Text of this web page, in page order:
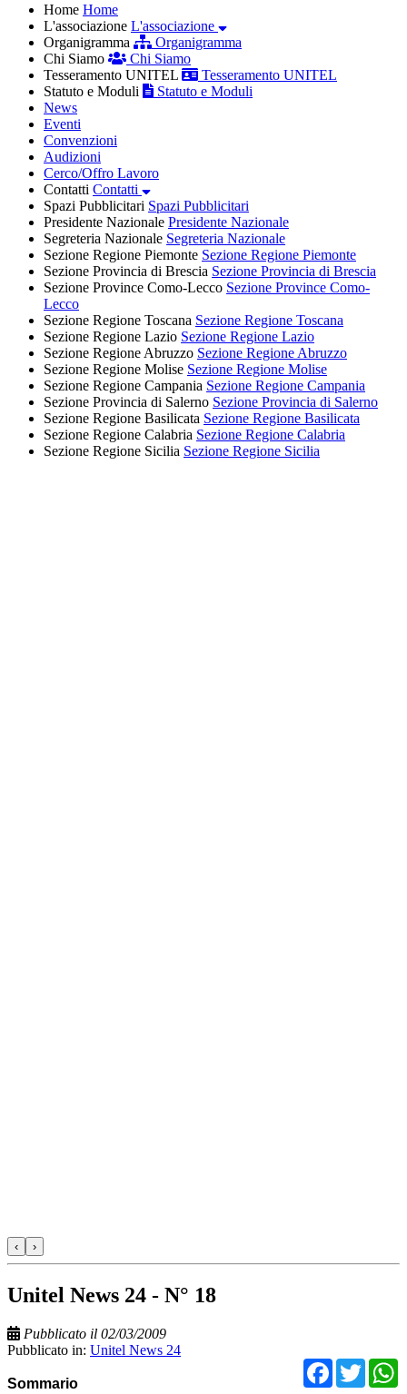
Home Home
L'associazione L'associazione
Organigramma
Organigramma
Chi Siamo
Chi Siamo
Tesseramento UNITEL
Tesseramento UNITEL
Statuto e Moduli
Statuto e Moduli
News
Eventi
Convenzioni
Audizioni
Cerco/Offro Lavoro
Contatti Contatti
Spazi Pubblicitari Spazi Pubblicitari
Presidente Nazionale Presidente Nazionale
Segreteria Nazionale Segreteria Nazionale
Sezione Regione Piemonte Sezione Regione Piemonte
Sezione Provincia di Brescia Sezione Provincia di Brescia
Sezione Province Como-Lecco Sezione Province Como-
Lecco
Sezione Regione Toscana Sezione Regione Toscana
Sezione Regione Lazio Sezione Regione Lazio
Sezione Regione Abruzzo Sezione Regione Abruzzo
Sezione Regione Molise Sezione Regione Molise
Sezione Regione Campania Sezione Regione Campania
Sezione Provincia di Salerno Sezione Provincia di Salerno
Sezione Regione Basilicata Sezione Regione Basilicata
Sezione Regione Calabria Sezione Regione Calabria
Sezione Regione Sicilia Sezione Regione Sicilia
‹ ›
Unitel News 24 - N° 18
Pubblicato il 02/03/2009
Pubblicato in: Unitel News 24
Sommario